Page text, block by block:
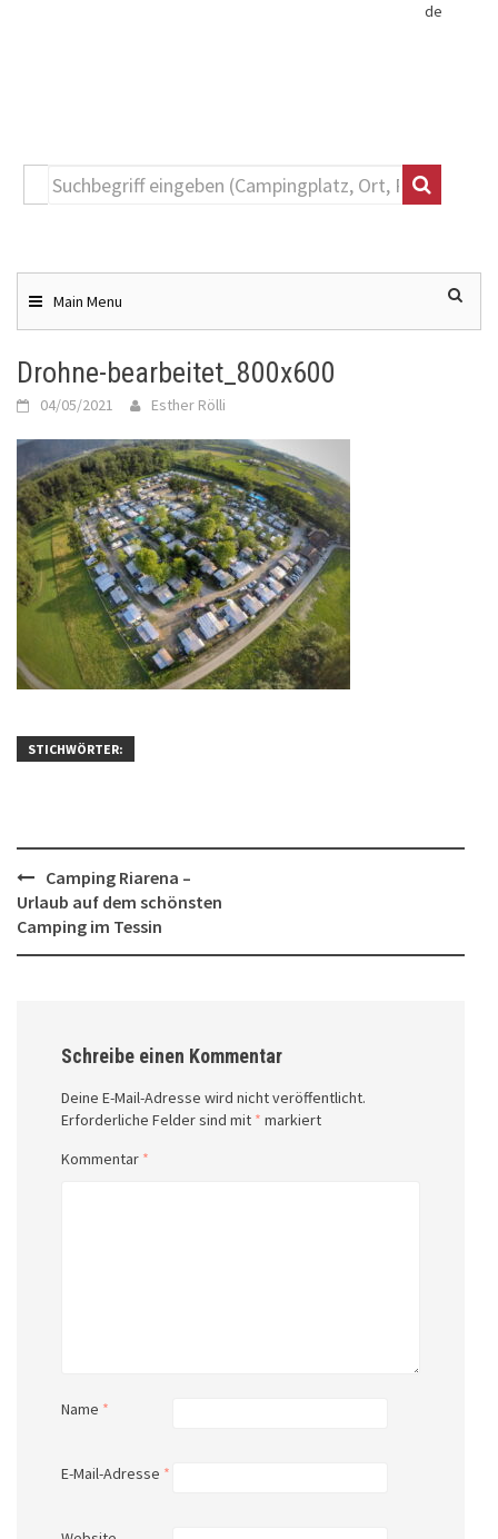
de
content Main Menu
Drohne-bearbeitet_800x600
04/05/2021 Esther Rölli
STICHWÖRTER:
Post
navigation
Camping Riarena –
Urlaub auf dem schönsten
Camping im Tessin
Schreibe einen Kommentar
Deine E-Mail-Adresse wird nicht veröffentlicht.
Erforderliche Felder sind mit * markiert
Kommentar *
Name *
E-Mail-Adresse *